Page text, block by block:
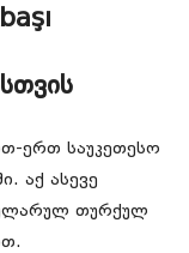
ერთ საუკეთესო
აქ ასევე
თურქულ